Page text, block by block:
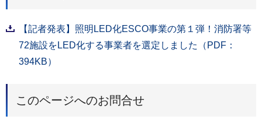
【記者発表】照明LED化ESCO事業の第１弾！消防署等
72施設をLED化する事業者を選定しました（PDF：
394KB）
このページへのお問合せ